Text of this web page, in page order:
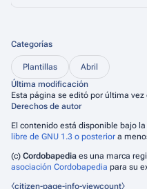
Categorías
Plantillas
Abril
Última modificación
Esta página se editó por última
Derechos de autor
El contenido está disponible bajo
libre de GNU 1.3 o posterior a
(c) Cordobapedia es una marca
asociación Cordobapedia para su
⧼citizen-page-info-viewcount⧽